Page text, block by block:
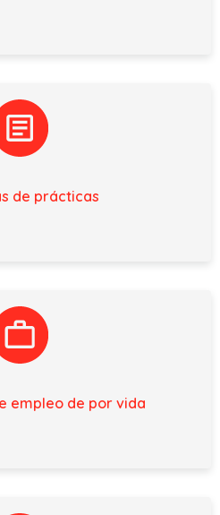
de prácticas
empleo de por vida